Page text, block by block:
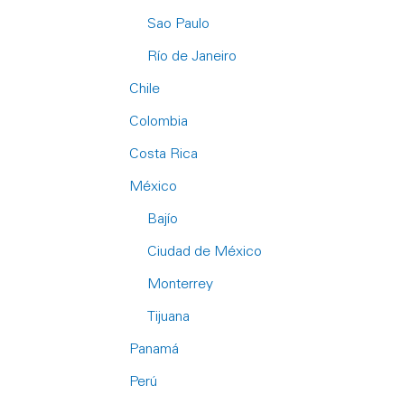
Sao Paulo
Río de Janeiro
Chile
Colombia
Costa Rica
México
Bajío
Ciudad de México
Monterrey
Tijuana
Panamá
Perú